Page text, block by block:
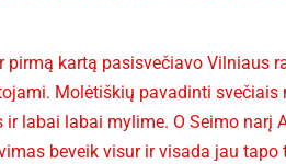
kartą pasisvečiavo Vilniaus
Molėtiškių pavadinti svečiais
labai labai mylime. O Seimo narį
beveik visur ir visada jau